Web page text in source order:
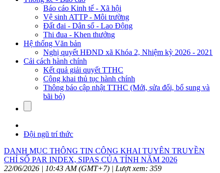
Báo cáo Kinh tế - Xã hội
Vệ sinh ATTP - Môi trường
Đất đai - Dân số - Lao Động
Thi đua - Khen thưởng
Hệ thống Văn bản
Nghị quyết HĐND xã Khóa 2, Nhiệm kỳ 2026 - 2021
Cải cách hành chính
Kết quả giải quyết TTHC
Công khai thủ tục hành chính
Thông báo cập nhật TTHC (Mới, sửa đổi, bổ sung và
bãi bỏ)
Đội ngũ trí thức
DANH MỤC THÔNG TIN CÔNG KHAI TUYÊN TRUYỀN
CHỈ SỐ PAR INDEX, SIPAS CỦA TỈNH NĂM 2026
22/06/2026 | 10:43 AM (GMT+7) | Lượt xem: 359